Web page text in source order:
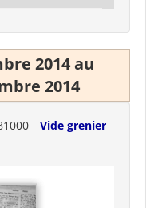
2014 au
2014
Vide grenier